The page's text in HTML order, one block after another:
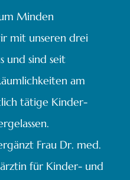
Minden
mit unseren drei
und sind seit
am
tätige Kinder-
Frau Dr. med.
für Kinder- und